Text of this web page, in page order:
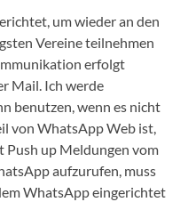
um wieder an den
Vereine teilnehmen
erfolgt
Mail. Ich werde
benutzen, wenn es nicht
von WhatsApp Web ist,
Push up Meldungen vom
aufzurufen, muss
WhatsApp eingerichtet